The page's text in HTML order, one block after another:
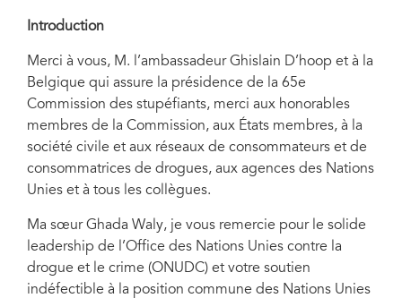
Introduction
Merci à vous, M. l’ambassadeur Ghislain D’hoop et à la
Belgique qui assure la présidence de la 65e
Commission des stupéfiants, merci aux honorables
membres de la Commission, aux États membres, à la
société civile et aux réseaux de consommateurs et de
consommatrices de drogues, aux agences des Nations
Unies et à tous les collègues.
Ma sœur Ghada Waly, je vous remercie pour le solide
leadership de l’Office des Nations Unies contre la
drogue et le crime (ONUDC) et votre soutien
indéfectible à la position commune des Nations Unies